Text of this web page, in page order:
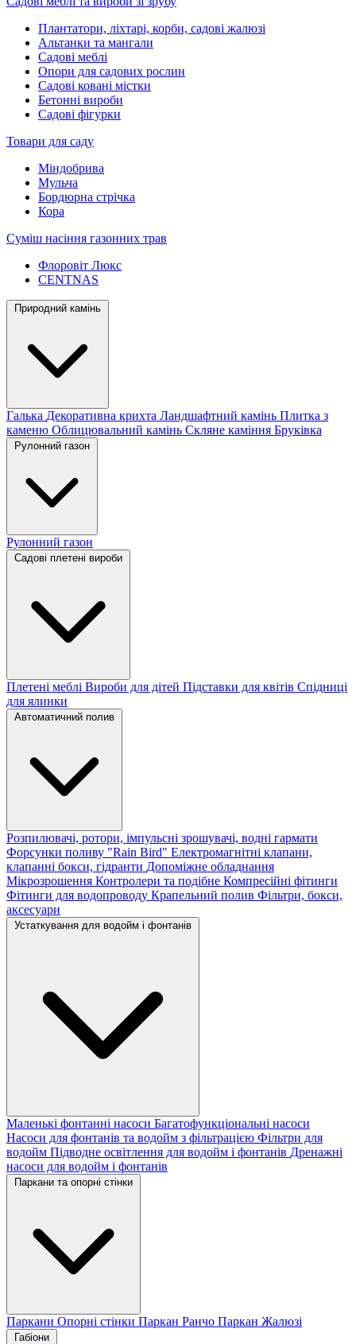
Плантатори, ліхтарі, корби, садові жалюзі
Альтанки та мангали
Садові меблі
Опори для садових рослин
Садові ковані містки
Бетонні вироби
Садові фігурки
Товари для саду
Міндобрива
Мульча
Бордюрна стрічка
Кора
Суміш насіння газонних трав
Флоровіт Люкс
СENTNAS
Природний камінь
Галька Декоративна крихта Ландшафтний камінь Плитка з
каменю Облицювальний камінь Скляне каміння Бруківка
Рулонний газон
Рулонний газон
Садові плетені вироби
Плетені меблі Вироби для дітей Підставки для квітів Спідниці
для ялинки
Автоматичний полив
Розпилювачі, ротори, імпульсні зрошувачі, водні гармати
Форсунки поливу "Rain Bird" Електромагнітні клапани,
клапанні бокси, гідранти Допоміжне обладнання
Мікрозрошення Контролери та подібне Компресійні фітинги
Фітинги для водопроводу Крапельний полив Фільтри, бокси,
аксесуари
Устаткування для водойм і фонтанів
Маленькі фонтанні насоси Багатофункціональні насоси
Насоси для фонтанів та водойм з фільтрацією Фільтри для
водойм Підводне освітлення для водойм і фонтанів Дренажні
насоси для водойм і фонтанів
Паркани та опорні стінки
Паркани Опорні стінки Паркан Ранчо Паркан Жалюзі
Габіони